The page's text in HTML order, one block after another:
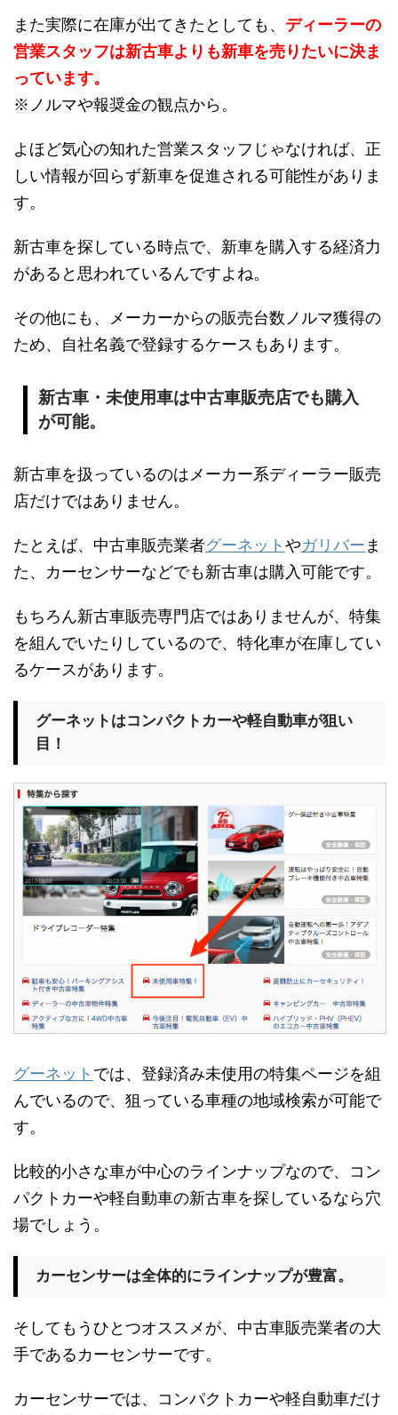
また実際に在庫が出てきたとしても、 ディーラーの
営業スタッフは新古車よりも新車を売りたいに決ま
っています。
※ノルマや報奨金の観点から。
よほど気心の知れた営業スタッフじゃなければ、正
しい情報が回らず新車を促進される可能性がありま
す。
新古車を探している時点で、新車を購入する経済力
があると思われているんですよね。
その他にも、メーカーからの販売台数ノルマ獲得の
ため、自社名義で登録するケースもあります。
新古車・未使用車は中古車販売店でも購入
が可能。
新古車を扱っているのはメーカー系ディーラー販売
店だけではありません。
たとえば、中古車販売業者グーネット やガリバー ま
た、カーセンサーなどでも新古車は購入可能です。
もちろん新古車販売専門店ではありませんが、特集
を組んでいたりしているので、特化車が在庫してい
るケースがあります。
グーネットはコンパクトカーや軽自動車が狙い
目！
グーネット では、登録済み未使用の特集ページを組
んでいるので、狙っている車種の地域検索が可能で
す。
比較的小さな車が中心のラインナップなので、コン
パクトカーや軽自動車の新古車を探しているなら穴
場でしょう。
カーセンサーは全体的にラインナップが豊富。
そしてもうひとつオススメが、中古車販売業者の大
手であるカーセンサーです。
カーセンサーでは、コンパクトカーや軽自動車だけ